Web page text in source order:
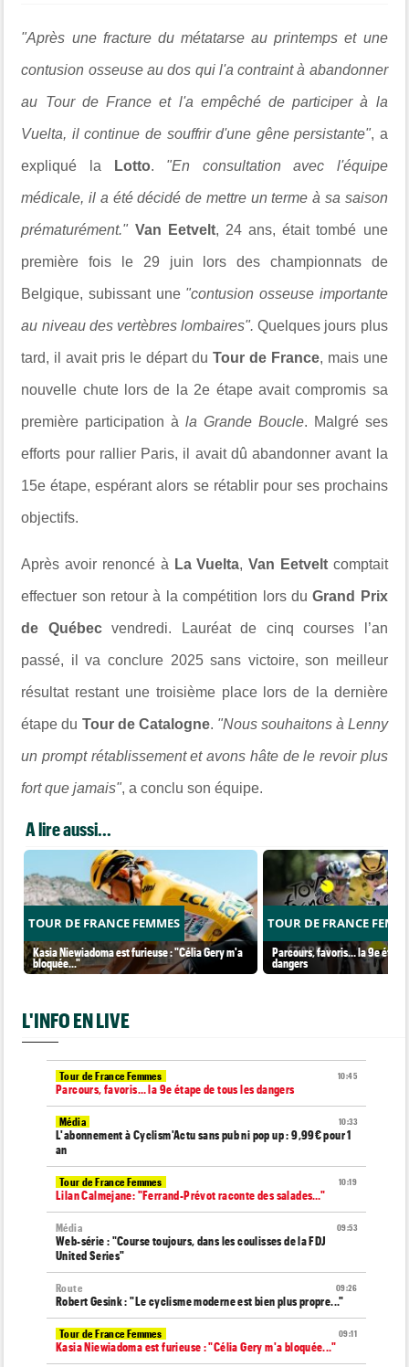
"Après une fracture du métatarse au printemps et une
contusion osseuse au dos qui l'a contraint à abandonner
au Tour de France et l'a empêché de participer à la
Vuelta, il continue de souffrir d'une gêne persistante", a
expliqué la Lotto. "En consultation avec l'équipe
médicale, il a été décidé de mettre un terme à sa saison
prématurément." Van Eetvelt, 24 ans, était tombé une
première fois le 29 juin lors des championnats de
Belgique, subissant une"contusion osseuse importante
au niveau des vertèbres lombaires". Quelques jours plus
tard, il avait pris le départ du Tour de France, mais une
nouvelle chute lors de la 2e étape avait compromis sa
première participation àla Grande Boucle. Malgré ses
efforts pour rallier Paris, il avait dû abandonner avant la
15e étape, espérant alors se rétablir pour ses prochains
objectifs.
Après avoir renoncé à La Vuelta,Van Eetveltcomptait
effectuer son retour à la compétition lors duGrand Prix
de Québecvendredi. Lauréat de cinq courses l’an
passé, il va conclure 2025 sans victoire, son meilleur
résultat restant une troisième place lors de la dernière
étape du Tour de Catalogne. "Nous souhaitons à Lenny
un prompt rétablissement et avons hâte de le revoir plus
fort que jamais", a conclu son équipe.
A lire aussi...
TOUR DE FRANCE FEMMES
Kasia Niewiadoma est furieuse : "Célia Gery m'a
bloquée..."
TOUR DE FRANCE
Parcours, favoris… la 9e étape
dangers
L'INFO EN LIVE
10:45
Tour de France Femmes
Parcours, favoris… la 9e étape de tous les dangers
10:33
Média
L'abonnement à Cyclism'Actu sans pub ni pop up : 9,99€ pour 1
an
10:19
Tour de France Femmes
Lilan Calmejane: "Ferrand-Prévot raconte des salades…"
09:53
Média
Web-série : "Course toujours, dans les coulisses de la FDJ
United Series"
09:26
Route
Robert Gesink : "Le cyclisme moderne est bien plus propre..."
09:11
Tour de France Femmes
Kasia Niewiadoma est furieuse : "Célia Gery m'a bloquée..."